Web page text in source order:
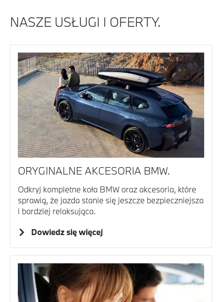
NASZE USŁUGI I OFERTY.
ORYGINALNE AKCESORIA BMW.
Odkryj kompletne koła BMW oraz akcesoria, które
sprawią, że jazda stanie się jeszcze bezpieczniejsza
i bardziej relaksująca.
Dowiedz się więcej